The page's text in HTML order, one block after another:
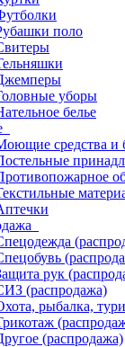
поло
уборы
белье
средства и
рук
(распродажа)
рыбалка,
(распродажа)